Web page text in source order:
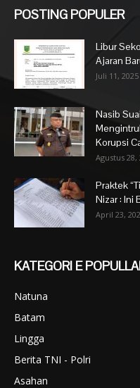
POSTING POPULER
Libur
Ajaran
Juli 11, 2025
Nasib
Korupsi
Agustus 28,
Praktek
Nizar : Ini
April 23,
KATEGORI E
Natuna
Batam
Lingga
Berita TNI - Polri
Asahan